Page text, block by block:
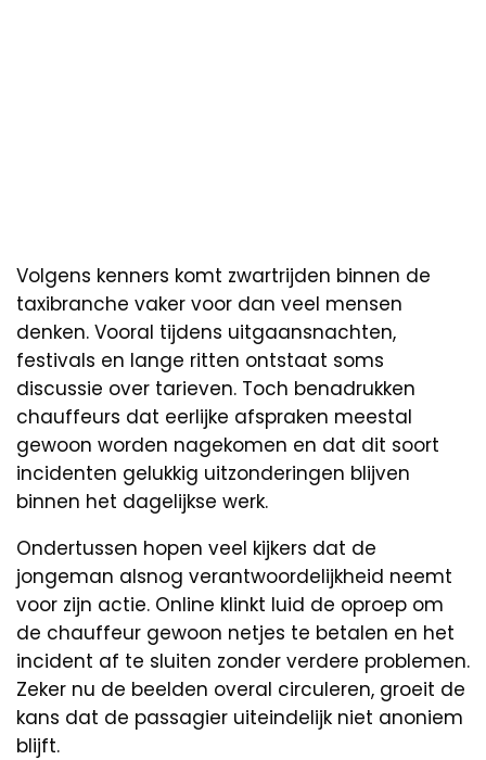
Volgens kenners komt zwartrijden binnen de
taxibranche vaker voor dan veel mensen
denken. Vooral tijdens uitgaansnachten,
festivals en lange ritten ontstaat soms
discussie over tarieven. Toch benadrukken
chauffeurs dat eerlijke afspraken meestal
gewoon worden nagekomen en dat dit soort
incidenten gelukkig uitzonderingen blijven
binnen het dagelijkse werk.
Ondertussen hopen veel kijkers dat de
jongeman alsnog verantwoordelijkheid neemt
voor zijn actie. Online klinkt luid de oproep om
de chauffeur gewoon netjes te betalen en het
incident af te sluiten zonder verdere problemen.
Zeker nu de beelden overal circuleren, groeit de
kans dat de passagier uiteindelijk niet anoniem
blijft.